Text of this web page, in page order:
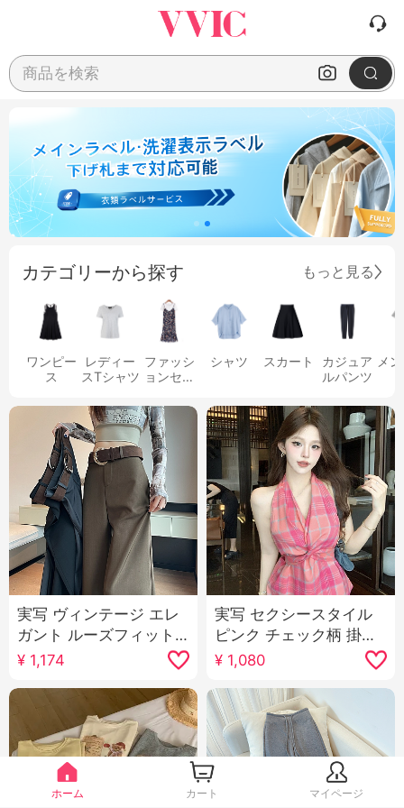
商品を検索
カテゴリーから探す もっと見る
ワンピー
ス
レディー
スTシャツ
ファッシ
ョンセッ
シャツ スカート
カジュア
ルパンツ
メ
実写 ヴィンテージ エレ
ガント ルーズフィット
カジュアル スラックス
女性 2025 春 新品 ハイ
ウエスト スリム効果 垂
感 フロアレングス ズボ
ン 長ズボン
¥ 1,174
実写 セクシースタイル
ピンク チェック柄 掛け
首 ベスト マイナー デザ
イン 感 不規則 ツイスト
レースアップ トップス
¥ 1,080
ホーム カート マイページ